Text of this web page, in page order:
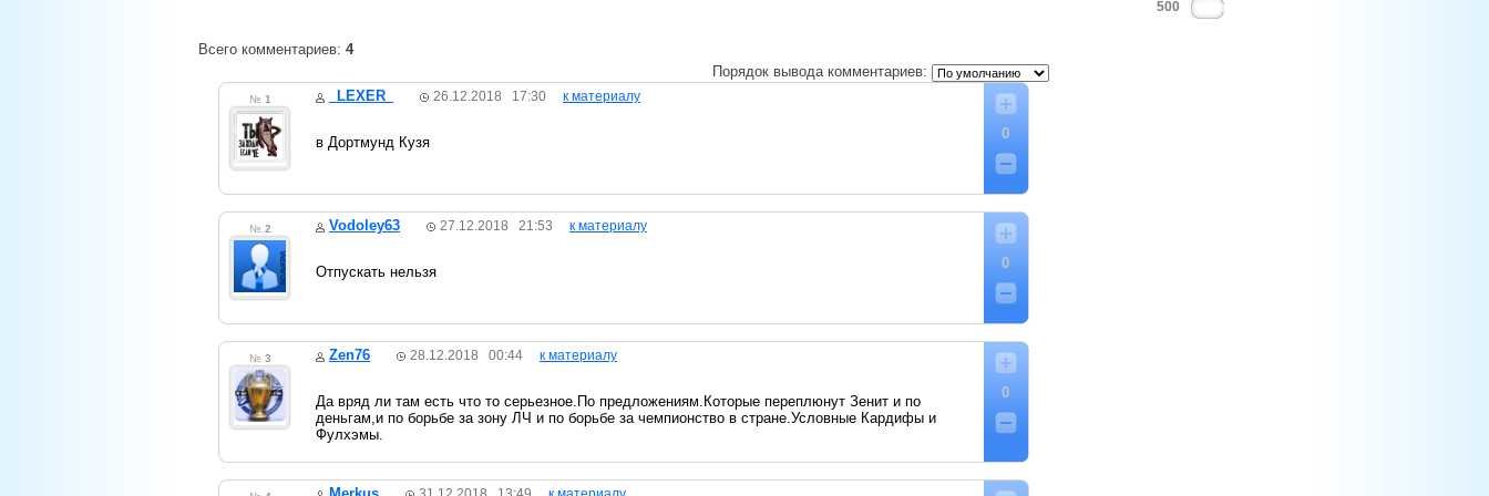
500
Всего комментариев: 4
Порядок вывода комментариев:
№ 1 _LEXER_ 26.12.2018 17:30 к материалу
0
в Дортмунд Кузя
№ 2 Vodoley63 27.12.2018 21:53 к материалу
0
Отпускать нельзя
№ 3 Zen76 28.12.2018 00:44 к материалу
0
Да вряд ли там есть что то серьезное.По предложениям.Которые переплюнут Зенит и по
деньгам,и по борьбе за зону ЛЧ и по борьбе за чемпионство в стране.Условные Кардифы и
Фулхэмы.